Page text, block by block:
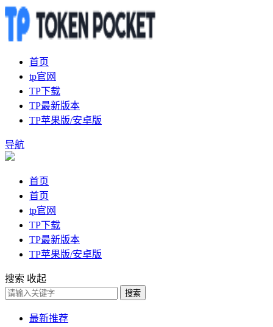
首页
tp官网
TP下载
TP最新版本
TP苹果版/安卓版
导航
首页
首页
tp官网
TP下载
TP最新版本
TP苹果版/安卓版
搜索 收起
搜索
最新推荐